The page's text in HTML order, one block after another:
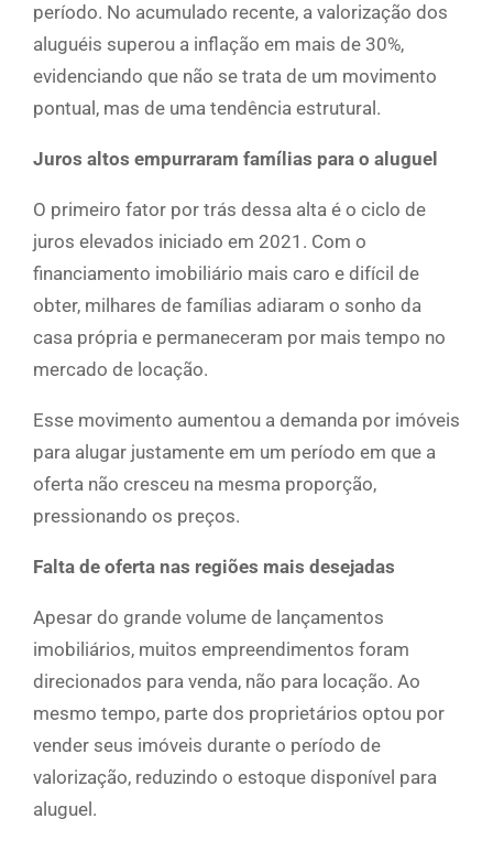
período. No acumulado recente, a valorização dos
aluguéis superou a inflação em mais de 30%,
evidenciando que não se trata de um movimento
pontual, mas de uma tendência estrutural.
Juros altos empurraram famílias para o aluguel
O primeiro fator por trás dessa alta é o ciclo de
juros elevados iniciado em 2021. Com o
financiamento imobiliário mais caro e difícil de
obter, milhares de famílias adiaram o sonho da
casa própria e permaneceram por mais tempo no
mercado de locação.
Esse movimento aumentou a demanda por imóveis
para alugar justamente em um período em que a
oferta não cresceu na mesma proporção,
pressionando os preços.
Falta de oferta nas regiões mais desejadas
Apesar do grande volume de lançamentos
imobiliários, muitos empreendimentos foram
direcionados para venda, não para locação. Ao
mesmo tempo, parte dos proprietários optou por
vender seus imóveis durante o período de
valorização, reduzindo o estoque disponível para
aluguel.